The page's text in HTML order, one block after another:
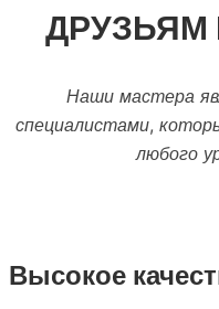
Наши мастера
специалистами,
любого
Высокое